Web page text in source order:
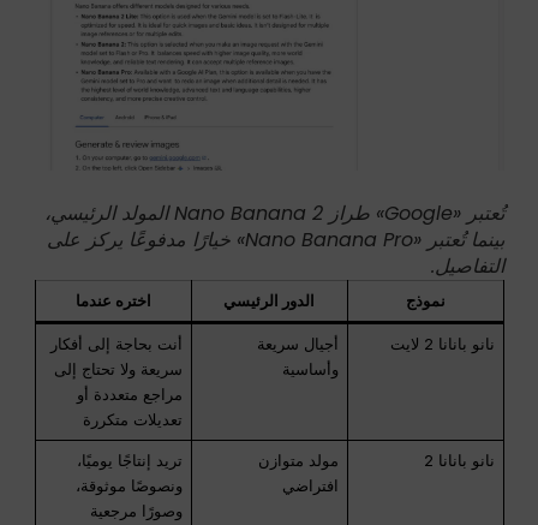
تُعتبر «Google» طراز Nano Banana 2 المولد الرئيسي،
بينما تُعتبر «Nano Banana Pro» خيارًا مدفوعًا يركز على
التفاصيل.
نموذج الدور الرئيسي اختره عندما
نانو بانانا 2 لايت
أجيال سريعة
وأساسية
أنت بحاجة إلى أفكار
سريعة ولا تحتاج إلى
مراجع متعددة أو
تعديلات متكررة
نانو بانانا 2
مولد متوازن
افتراضي
تريد إنتاجًا يوميًا،
ونصوصًا موثوقة،
وصورًا مرجعية